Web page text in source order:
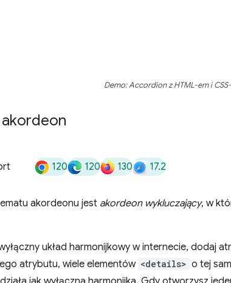
Demo: Accordion z HTML-em i
akordeon
120 120 130 17.2
akordeonu jest akordeon wykluczający, w
układ harmonijkowy w internecie, dodaj
atrybutu, wiele elementów <details> o tej